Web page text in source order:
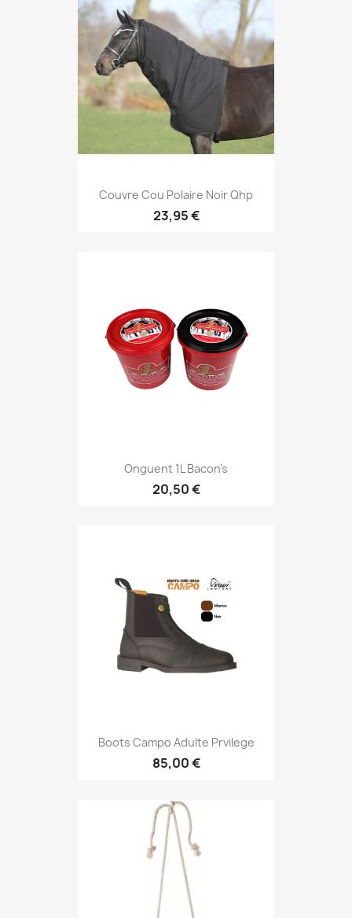
Couvre Cou Polaire Noir Qhp
23,95 €
Onguent 1L Bacon's
20,50 €
Boots Campo Adulte Prvilege
85,00 €